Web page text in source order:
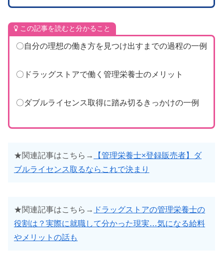
この記事を読むと分かること
〇自分の理想の働き方を見つけ出すまでの過程の一例
〇ドラッグストアで働く管理栄養士のメリット
〇ダブルライセンス取得に踏み切るきっかけの一例
★関連記事はこちら→
【管理栄養士×登録販売者】ダ
ブルライセンス取るならこれで決まり
★関連記事はこちら→ ドラッグストアの管理栄養士の
役割は？実際に就職して分かった現実…気になる給料
やメリットの話も